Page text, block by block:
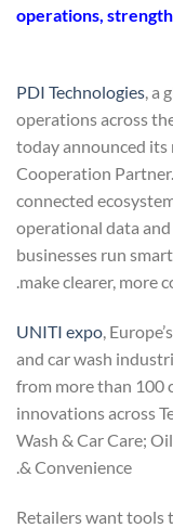
operations,
PDI Technologies, a
operations across
today announced its
Cooperation
connected
operational data
businesses run
make clearer, more
UNITI expo,
and car wash
from more than 100
innovations across
Wash & Car Care;
& Convenience.
“Retailers want